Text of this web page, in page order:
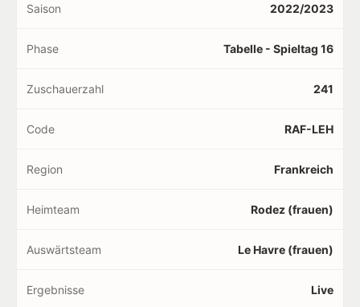
Saison 2022/2023
Phase Tabelle - Spieltag 16
Zuschauerzahl 241
Code RAF-LEH
Region Frankreich
Heimteam Rodez (frauen)
Auswärtsteam Le Havre (frauen)
Ergebnisse Live